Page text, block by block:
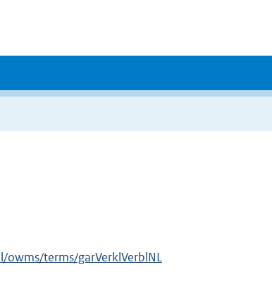
terms/garVerklVerblNL